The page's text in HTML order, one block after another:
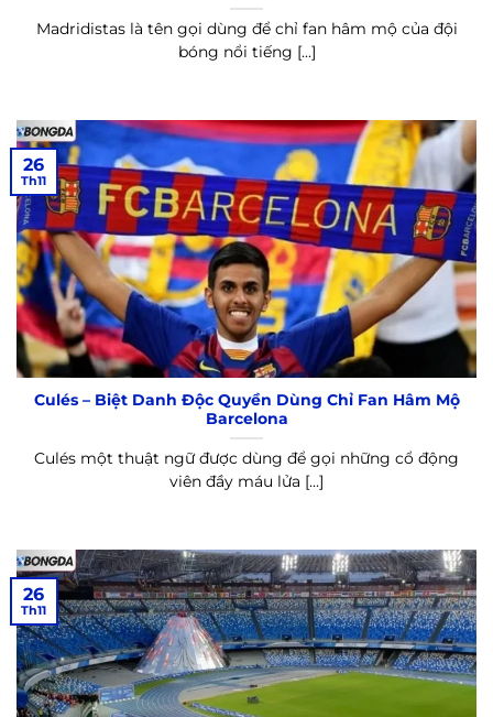
Madridistas là tên gọi dùng để chỉ fan hâm mộ của đội
bóng nổi tiếng [...]
Culés – Biệt Danh Độc Quyền Dùng Chỉ Fan Hâm Mộ
Barcelona
Culés một thuật ngữ được dùng để gọi những cổ động
viên đầy máu lửa [...]
26
Th11
26
Th11